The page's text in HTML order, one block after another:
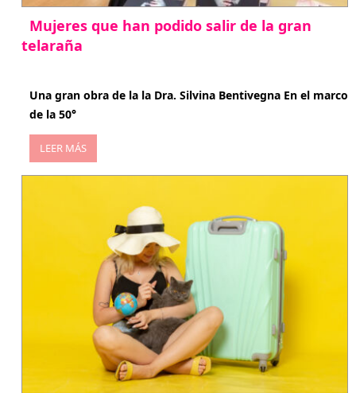
Mujeres que han podido salir de la gran
telaraña
Una gran obra de la la Dra. Silvina Bentivegna En el marco
de la 50°
LEER MÁS